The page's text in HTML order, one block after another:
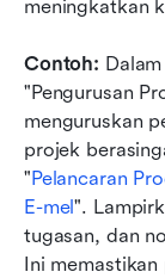
meningkatkan
Contoh:
"Pengurusan
menguruskan
projek
"Pelancaran
E-mel".
tugasan, dan
Ini